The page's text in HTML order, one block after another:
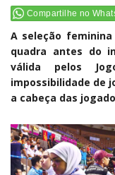
Compartilhe no
A seleção
quadra antes do
válida pelos
impossibilidade de
a cabeça das